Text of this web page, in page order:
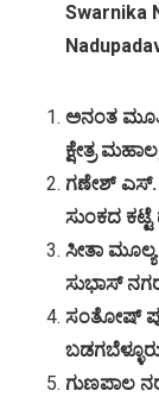
Swarnika
ಅನಂತ
ಕ್ಷೇತ್ರ
ಗಣೇಶ್
ಸುಂಕದ
ಸೀತಾ ಮೂಲ್ಯ
ಸುಭಾಸ್ ನಗರ
ಸಂತೋಷ್
ಗುಣಪಾಲ